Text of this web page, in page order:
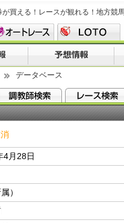
が買える！レースが観れる！地方競
データベース
4月28日
）